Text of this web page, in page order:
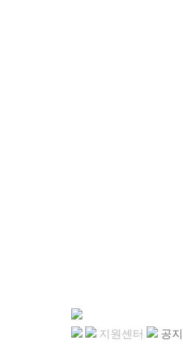
지원센터 공